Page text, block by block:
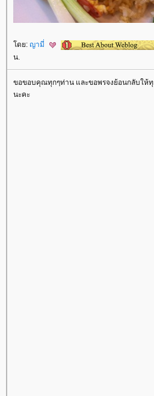
ดย: ญามี่
น.
ขอขอบคุณทุกๆท่าน และขอพรจงย้อนกลับให้
นะคะ